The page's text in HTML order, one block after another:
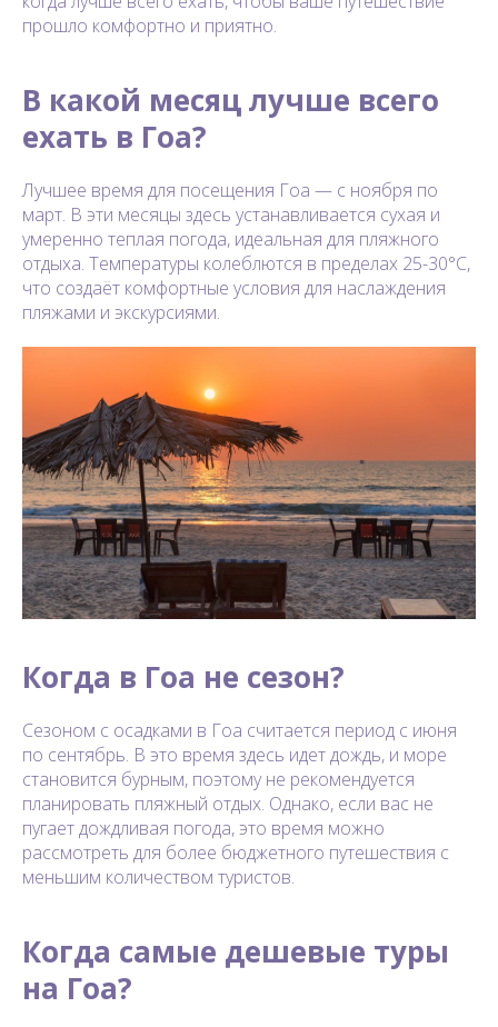
прошло комфортно и приятно.
В какой месяц лучше всего
ехать в Гоа?
Лучшее время для посещения Гоа — с ноября по
март. В эти месяцы здесь устанавливается сухая и
умеренно теплая погода, идеальная для пляжного
отдыха. Температуры колеблются в пределах 25-30°C,
что создаёт комфортные условия для наслаждения
пляжами и экскурсиями.
Когда в Гоа не сезон?
Сезоном с осадками в Гоа считается период с июня
по сентябрь. В это время здесь идет дождь, и море
становится бурным, поэтому не рекомендуется
планировать пляжный отдых. Однако, если вас не
пугает дождливая погода, это время можно
рассмотреть для более бюджетного путешествия с
меньшим количеством туристов.
Когда самые дешевые туры
на Гоа?